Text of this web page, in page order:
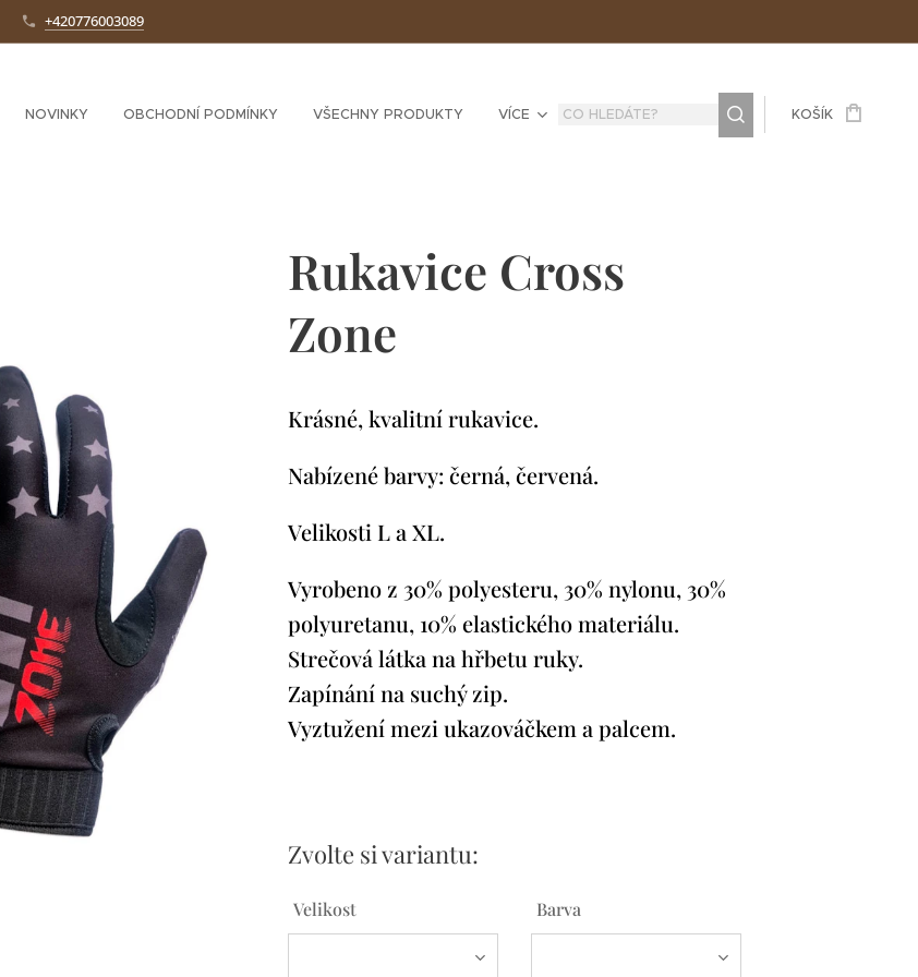
+420776003089
NOVINKY OBCHODNÍ PODMÍNKY VŠECHNY PRODUKTY VÍCE KOŠÍK
Rukavice Cross
Zone
Krásné, kvalitní rukavice.
Nabízené barvy: černá, červená.
Velikosti L a XL.
Vyrobeno z 30% polyesteru, 30% nylonu, 30%
polyuretanu, 10% elastického materiálu.
Strečová látka na hřbetu ruky.
Zapínání na suchý zip.
Vyztužení mezi ukazováčkem a palcem.
Zvolte si variantu:
Velikost Barva